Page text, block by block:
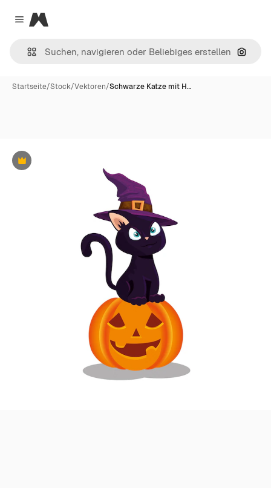
Close menu
Magnific
Nach
Startseite/Stock/Vektoren/Schwarze Katze mit H…
Premium